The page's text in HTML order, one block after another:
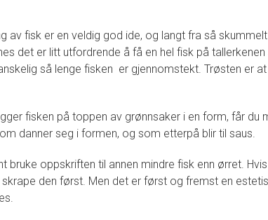
av fisk er en veldig god ide, og langt fra så
det er litt utfordrende å få en hel fisk på
så lenge fisken er gjennomstekt. Trøsten er
fisken på toppen av grønnsaker i en form, får du
danner seg i formen, og som etterpå blir til saus.
bruke oppskriften til annen mindre fisk enn ørret.
skrape den først. Men det er først og fremst en